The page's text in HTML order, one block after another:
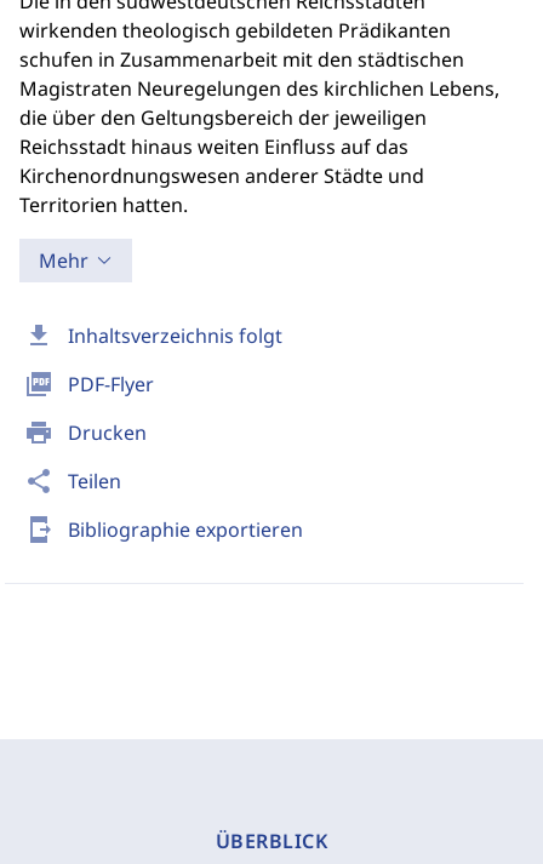
download Inhaltsverzeichnis folgt
picture_as_pdf PDF-Flyer
print Drucken
share Teilen
send_to_mobile Bibliographie exportieren
wirkenden theologisch gebildeten Prädikanten
schufen in Zusammenarbeit mit den städtischen
Magistraten Neuregelungen des kirchlichen Lebens,
die über den Geltungsbereich der jeweiligen
Reichsstadt hinaus weiten Einfluss auf das
Kirchenordnungswesen anderer Städte und
Territorien hatten.
Mehr
ÜBERBLICK